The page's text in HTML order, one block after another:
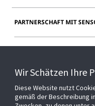
PARTNERSCHAFT MIT
Wir Schätzen Ihre
Diese Website nutzt
gemäß der Beschreibung